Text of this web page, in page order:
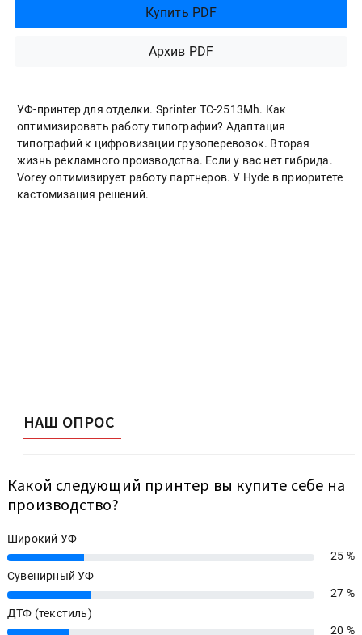
Купить PDF
Архив PDF
УФ-принтер для отделки. Sprinter ТС-2513Mh. Как
оптимизировать работу типографии? Адаптация
типографий к цифровизации грузоперевозок. Вторая
жизнь рекламного производства. Если у вас нет гибрида.
Vorey оптимизирует работу партнеров. У Hyde в приоритете
кастомизация решений.
НАШ ОПРОС
Какой следующий принтер вы купите себе на
производство?
Широкий УФ
25%
25 %
Сувенирный УФ
27%
27 %
ДТФ (текстиль)
20% 20 %